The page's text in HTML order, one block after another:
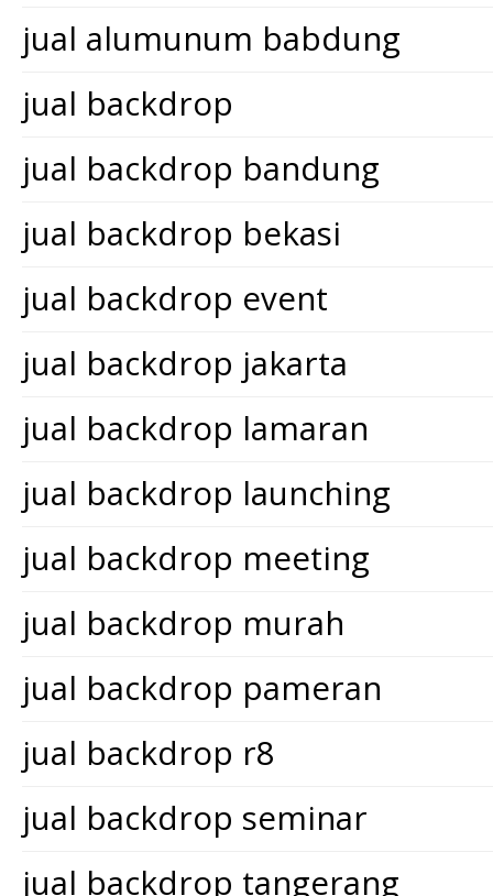
jual alumunum babdung
jual backdrop
jual backdrop bandung
jual backdrop bekasi
jual backdrop event
jual backdrop jakarta
jual backdrop lamaran
jual backdrop launching
jual backdrop meeting
jual backdrop murah
jual backdrop pameran
jual backdrop r8
jual backdrop seminar
jual backdrop tangerang